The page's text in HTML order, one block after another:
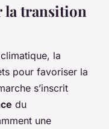
la transition
la
pour favoriser la
s’inscrit
du
une